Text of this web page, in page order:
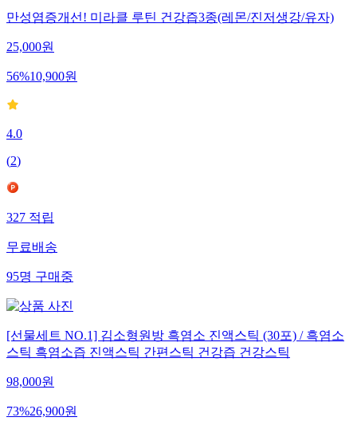
만성염증개선! 미라클 루틴 건강즙3종(레몬/진저생강/유자)
25,000원
56%10,900원
4.0
(2)
327 적립
무료배송
95명 구매중
[선물세트 NO.1] 김소형원방 흑염소 진액스틱 (30포) / 흑염소
스틱 흑염소즙 진액스틱 간편스틱 건강즙 건강스틱
98,000원
73%26,900원